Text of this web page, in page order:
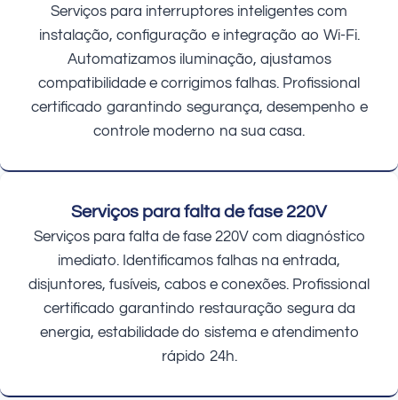
Serviços para interruptores inteligentes com
instalação, configuração e integração ao Wi-Fi.
Automatizamos iluminação, ajustamos
compatibilidade e corrigimos falhas. Profissional
certificado garantindo segurança, desempenho e
controle moderno na sua casa.
Serviços para falta de fase 220V
Serviços para falta de fase 220V com diagnóstico
imediato. Identificamos falhas na entrada,
disjuntores, fusíveis, cabos e conexões. Profissional
certificado garantindo restauração segura da
energia, estabilidade do sistema e atendimento
rápido 24h.